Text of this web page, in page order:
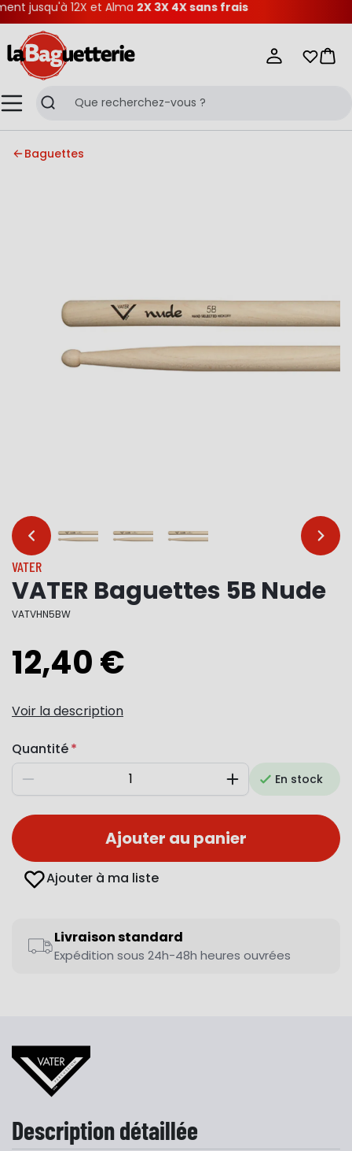
jusqu'à 12X et Alma2X 3X 4X sans frais
MenuRecherche
Mes
Baguettes
… …
VATER
VATER Baguettes 5B Nude
VATVHN5BW
12,40 €
Voir la description
Quantité
Diminuer AugmenterEn stock
Ajouter au panier
Ajouter à ma liste
Livraison standard
Expédition sous 24h-48h heures ouvrées
Description détaillée